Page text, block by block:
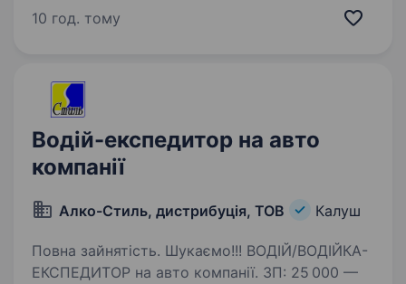
вантажника як на постійну зайнятість, так і на
10 год. тому
Водій-експедитор на авто
компанії
Алко-Стиль, дистрибуція, ТОВ Калуш
Повна зайнятість. Шукаємо!!! ВОДІЙ/ВОДІЙКА-
ЕКСПЕДИТОР на авто компанії. ЗП: 25 000 —